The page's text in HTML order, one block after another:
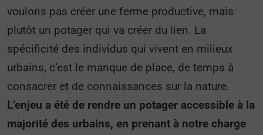
voulons pas créer une ferme productive, mais
plutôt un potager qui va créer du lien. La
spécificité des individus qui vivent en milieux
urbains, c’est le manque de place, de temps à
consacrer et de connaissances sur la nature.
L’enjeu a été de rendre un potager accessible à la
majorité des urbains, en prenant à notre charge